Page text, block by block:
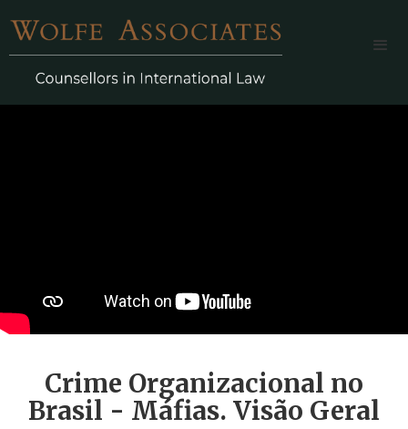
Crime Organizacional no
Brasil - Máfias. Visão Geral